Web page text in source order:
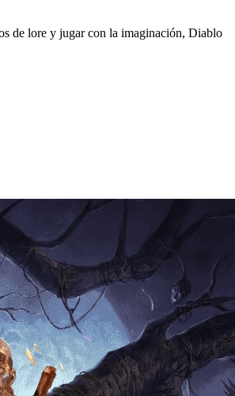
de lore y jugar con la imaginación, Diablo